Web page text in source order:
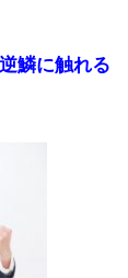
逆鱗に触れる